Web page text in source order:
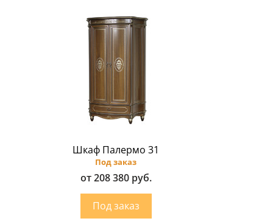
Шкаф Палермо 31
Под заказ
от 208 380 руб.